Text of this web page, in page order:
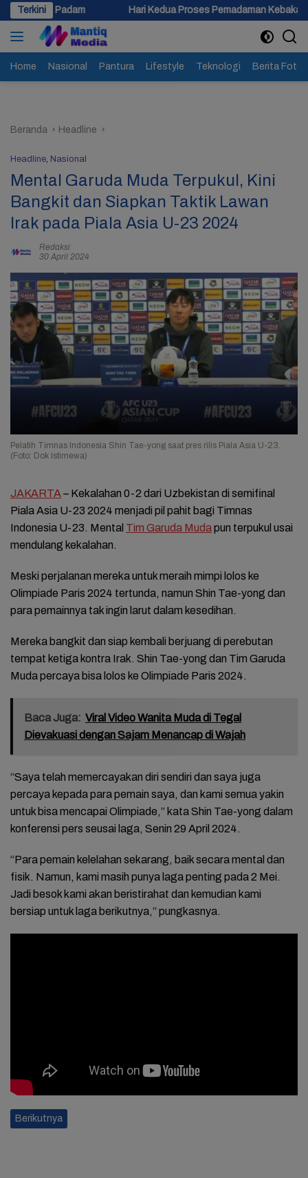
Langsung
ke
konten
TerkiniHari Kedua Proses Pemadaman Kebakaran Gudang Limbah
Home Nasional Pantura Lifestyle Teknologi Berita Foto
Beranda Headline
Headline, Nasional
Mental Garuda Muda Terpukul, Kini
Bangkit dan Siapkan Taktik Lawan
Irak pada Piala Asia U-23 2024
Redaksi
30 April 2024
Pelatih Timnas Indonesia Shin Tae-yong saat pres rilis Piala Asia U-23.
(Foto: Dok Istimewa)
JAKARTA – Kekalahan 0-2 dari Uzbekistan di semifinal
Piala Asia U-23 2024 menjadi pil pahit bagi Timnas
Indonesia U-23. Mental Tim Garuda Mudapun terpukul usai
mendulang kekalahan.
Meski perjalanan mereka untuk meraih mimpi lolos ke
Olimpiade Paris 2024 tertunda, namun Shin Tae-yong dan
para pemainnya tak ingin larut dalam kesedihan.
Mereka bangkit dan siap kembali berjuang di perebutan
tempat ketiga kontra Irak. Shin Tae-yong dan Tim Garuda
Muda percaya bisa lolos ke Olimpiade Paris 2024.
Baca Juga: Viral Video Wanita Muda di Tegal
Dievakuasi dengan Sajam Menancap di Wajah
“Saya telah memercayakan diri sendiri dan saya juga
percaya kepada para pemain saya, dan kami semua yakin
untuk bisa mencapai Olimpiade,” kata Shin Tae-yong dalam
konferensi pers seusai laga, Senin 29 April 2024.
“Para pemain kelelahan sekarang, baik secara mental dan
fisik. Namun, kami masih punya laga penting pada 2 Mei.
Jadi besok kami akan beristirahat dan kemudian kami
bersiap untuk laga berikutnya,” pungkasnya.
Berikutnya